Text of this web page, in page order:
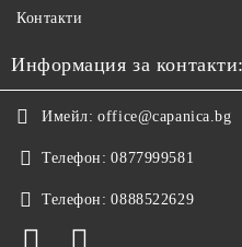
Контакти
Информация за контакти:
Имейл: office@capanica.bg
Телефон: 0877999581
Телефон: 0888522629